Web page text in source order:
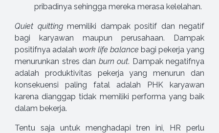
pribadinya sehingga mereka merasa kelelahan.
Quiet quitting memiliki dampak positif dan negatif
bagi karyawan maupun perusahaan. Dampak
positifnya adalah work life balance bagi pekerja yang
menurunkan stres dan burn out. Dampak negatifnya
adalah produktivitas pekerja yang menurun dan
konsekuensi paling fatal adalah PHK karyawan
karena dianggap tidak memiliki performa yang baik
dalam bekerja.
Tentu saja untuk menghadapi tren ini, HR perlu